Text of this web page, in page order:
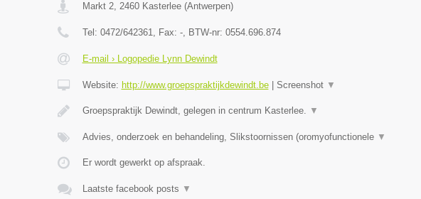
Markt 2, 2460 Kasterlee(Antwerpen)
Tel: 0472/642361, Fax: -, BTW-nr: 0554.696.874
E-mail › Logopedie Lynn Dewindt
Website: http://www.groepspraktijkdewindt.be| Screenshot ▼
Groepspraktijk Dewindt, gelegen in centrum Kasterlee. ▼
Advies, onderzoek en behandeling, Slikstoornissen (oromyofunctionele ▼
Er wordt gewerkt op afspraak.
Laatste facebook posts ▼